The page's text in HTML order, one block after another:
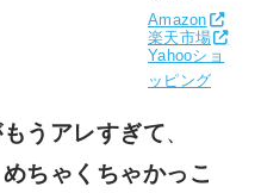
Amazon
楽天市場
Yahooショ
ッピング
うアレすぎて、
めちゃくちゃかっこ